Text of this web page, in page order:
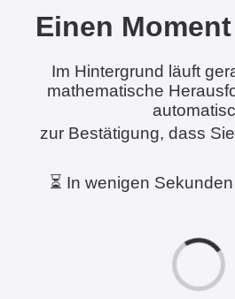
Einen
Im Hintergrund läuft
mathematische
zur Bestätigung, dass
⏳ In wenigen